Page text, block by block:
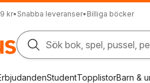
kr• Snabba leveranser• Billiga böcker
Sök bok, spel, pussel,
StudentTopplistorBarn &